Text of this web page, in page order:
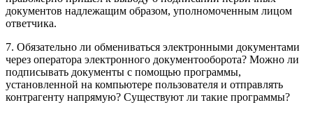
документов надлежащим образом, уполномоченным лицом
ответчика.
7. Обязательно ли обмениваться электронными документами
через оператора электронного документооборота? Можно ли
подписывать документы с помощью программы,
установленной на компьютере пользователя и отправлять
контрагенту напрямую? Существуют ли такие программы?